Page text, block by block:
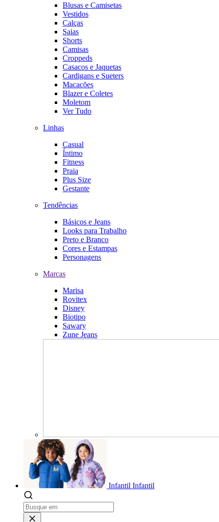
Blusas e Camisetas
Vestidos
Calças
Saias
Shorts
Camisas
Croppeds
Casacos e Jaquetas
Cardigans e Sueters
Macacões
Blazer e Coletes
Moletom
Ver Tudo
Linhas
Casual
Íntimo
Fitness
Praia
Plus Size
Gestante
Tendências
Básicos e Jeans
Looks para Trabalho
Preto e Branco
Cores e Estampas
Personagens
Marcas
Marisa
Rovitex
Disney
Biotipo
Sawary
Zune Jeans
Infantil Infantil